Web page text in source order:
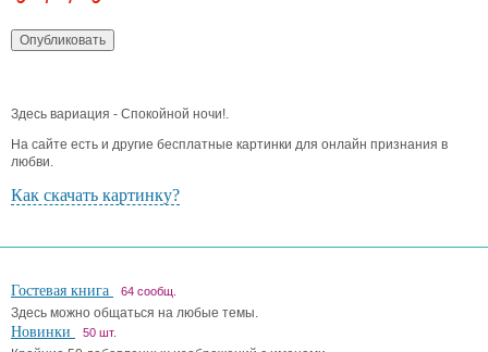
Здесь вариация - Спокойной ночи!.
На сайте есть и другие бесплатные картинки для онлайн признания в
любви.
Как скачать картинку?
Гостевая книга 64 сообщ.
Здесь можно общаться на любые темы.
Новинки 50 шт.